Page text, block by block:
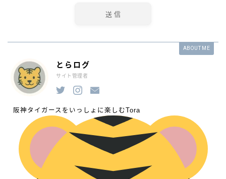
ABOUT ME
とらログ
サイト管理者
阪神タイガースをいっしょに楽しむTora